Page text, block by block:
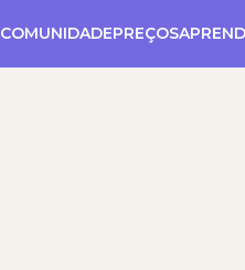
COMUNIDADEPREÇOS